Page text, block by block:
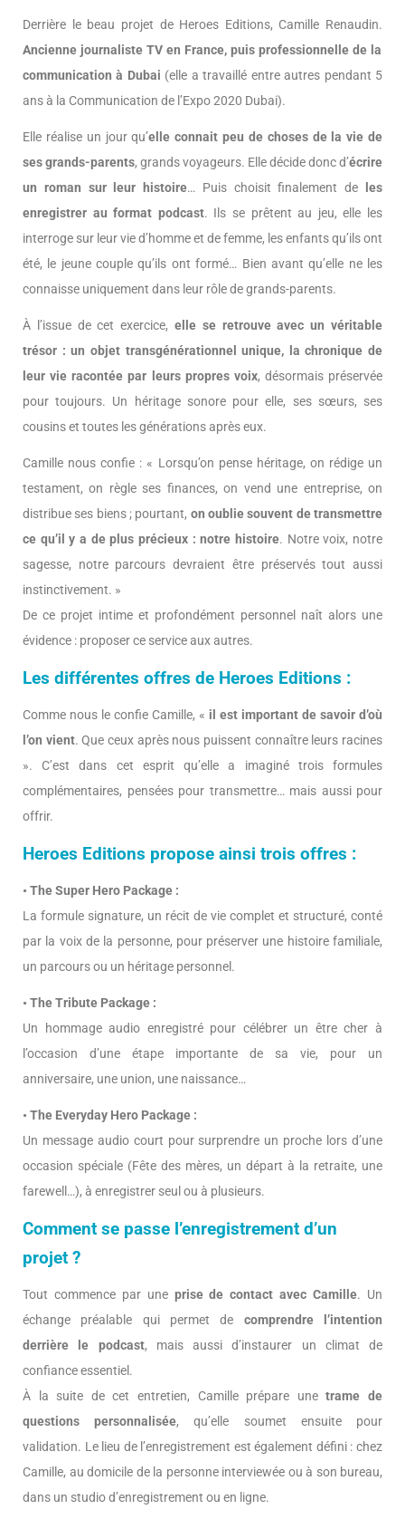
Derrière le beau projet de Heroes Editions, Camille Renaudin.
Ancienne journaliste TV en France, puis professionnelle de la
communication à Dubai (elle a travaillé entre autres pendant 5
ans à la Communication de l’Expo 2020 Dubai).
Elle réalise un jour qu’elle connait peu de choses de la vie de
ses grands-parents, grands voyageurs. Elle décide donc d’écrire
un roman sur leur histoire… Puis choisit finalement de
les
enregistrer au format podcast. Ils se prêtent au jeu, elle les
interroge sur leur vie d’homme et de femme, les enfants qu’ils ont
été, le jeune couple qu’ils ont formé… Bien avant qu’elle ne les
connaisse uniquement dans leur rôle de grands-parents.
À l’issue de cet exercice, elle se retrouve avec un véritable
trésor : un objet transgénérationnel unique, la chronique de
leur vie racontée par leurs propres voix, désormais préservée
pour toujours. Un héritage sonore pour elle, ses sœurs, ses
cousins et toutes les générations après eux.
Camille nous confie : « Lorsqu’on pense héritage, on rédige un
testament, on règle ses finances, on vend une entreprise, on
distribue ses biens ; pourtant, on oublie souvent de transmettre
ce qu’il y a de plus précieux : notre histoire. Notre voix, notre
sagesse, notre parcours devraient être préservés tout aussi
instinctivement. »
De ce projet intime et profondément personnel naît alors une
évidence : proposer ce service aux autres.
Les différentes offres de Heroes Editions :
Comme nous le confie Camille, « il est important de savoir d’où
l’on vient. Que ceux après nous puissent connaître leurs racines
». C’est dans cet esprit qu’elle a imaginé trois formules
complémentaires, pensées pour transmettre… mais aussi pour
offrir.
Heroes Editions propose ainsi trois offres :
• The Super Hero Package :
La formule signature, un récit de vie complet et structuré, conté
par la voix de la personne, pour préserver une histoire familiale,
un parcours ou un héritage personnel.
• The Tribute Package :
Un hommage audio enregistré pour célébrer un être cher à
l’occasion d’une étape importante de sa vie, pour un
anniversaire, une union, une naissance…
• The Everyday Hero Package :
Un message audio court pour surprendre un proche lors d’une
occasion spéciale (Fête des mères, un départ à la retraite, une
farewell…), à enregistrer seul ou à plusieurs.
Comment se passe l’enregistrement d’un
projet ?
Tout commence par une prise de contact avec Camille. Un
échange préalable qui permet de comprendre l’intention
derrière le podcast, mais aussi d’instaurer un climat de
confiance essentiel.
À la suite de cet entretien, Camille prépare unetrame de
questions personnalisée, qu’elle soumet ensuite pour
validation. Le lieu de l’enregistrement est également défini : chez
Camille, au domicile de la personne interviewée ou à son bureau,
dans un studio d’enregistrement ou en ligne.